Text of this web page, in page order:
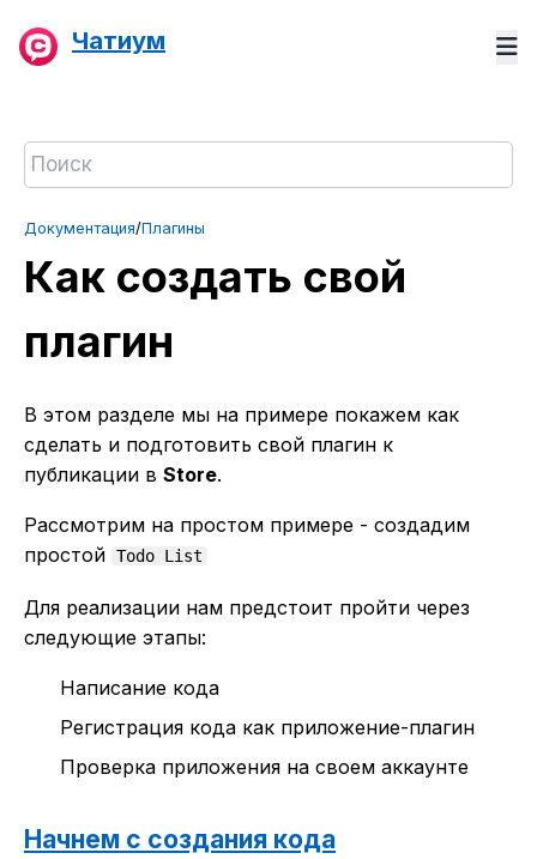
Чатиум
Документация/Плагины
Как создать свой
плагин
В этом разделе мы на примере покажем как
сделать и подготовить свой плагин к
публикации в Store.
Рассмотрим на простом примере - создадим
простой Todo List
Для реализации нам предстоит пройти через
следующие этапы:
Написание кода
Регистрация кода как приложение-плагин
Проверка приложения на своем аккаунте
Начнем с создания кода